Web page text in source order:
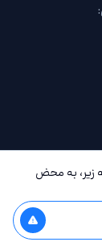
زیر، به محض